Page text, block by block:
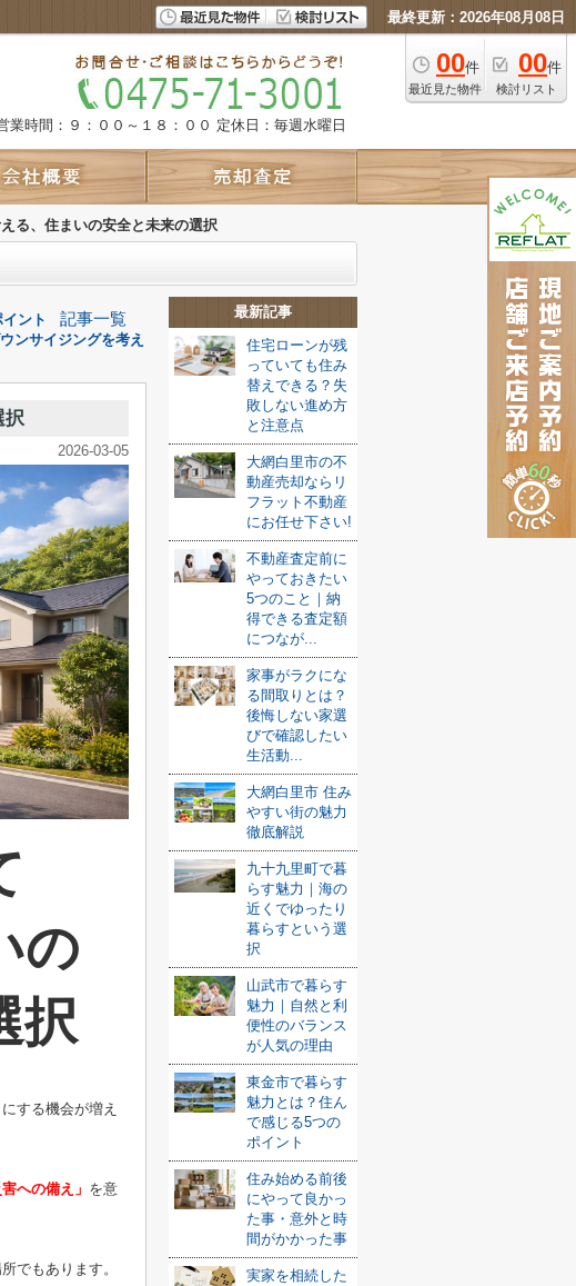
最終更新：2026年08月08日
00件
最近見た物件
00件
検討リスト
業時間：９：００～１８：００ 定休日：毎週水曜日
る、住まいの安全と未来の選択
ント 記事一覧
ンサイジングを考え
択
2026-03-05
の
択
する機会が増え
害への備え」 を意
でもあります。
最新記事
住宅ローンが残
っていても住み
替えできる？失
敗しない進め方
と注意点
大網白里市の不
動産売却ならリ
フラット不動産
にお任せ下さい!
不動産査定前に
やっておきたい
5つのこと｜納
得できる査定額
につなが...
家事がラクにな
る間取りとは？
後悔しない家選
びで確認したい
生活動...
大網白里市 住み
やすい街の魅力
徹底解説
九十九里町で暮
らす魅力｜海の
近くでゆったり
暮らすという選
択
山武市で暮らす
魅力｜自然と利
便性のバランス
が人気の理由
東金市で暮らす
魅力とは？住ん
で感じる5つの
ポイント
住み始める前後
にやって良かっ
た事・意外と時
間がかかった事
実家を相続した